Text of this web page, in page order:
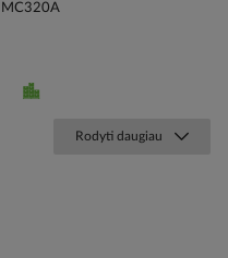
MC320A
Rodyti daugiau